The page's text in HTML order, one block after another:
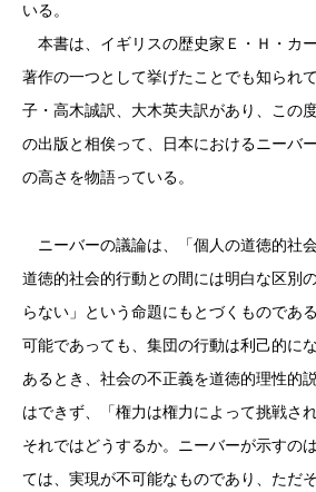
いる。
本書は、イギリスの歴史家Ｅ・Ｈ・カ
著作の一つとして挙げたことでも知られ
子・高木誠訳、大木英夫訳があり、この
の出版と相俟って、日本におけるニーバ
の高さを物語っている。
ニーバーの議論は、「個人の道徳的社
道徳的社会的行動との間には明白な区別
らない」という命題にもとづくものであ
可能であっても、集団の行動は利己的に
あるとき、社会の不正義を道徳的理性的
はできず、「権力は権力によって挑戦さ
それではどうするか。ニーバーが示すの
ては、実現が不可能なものであり、ただ